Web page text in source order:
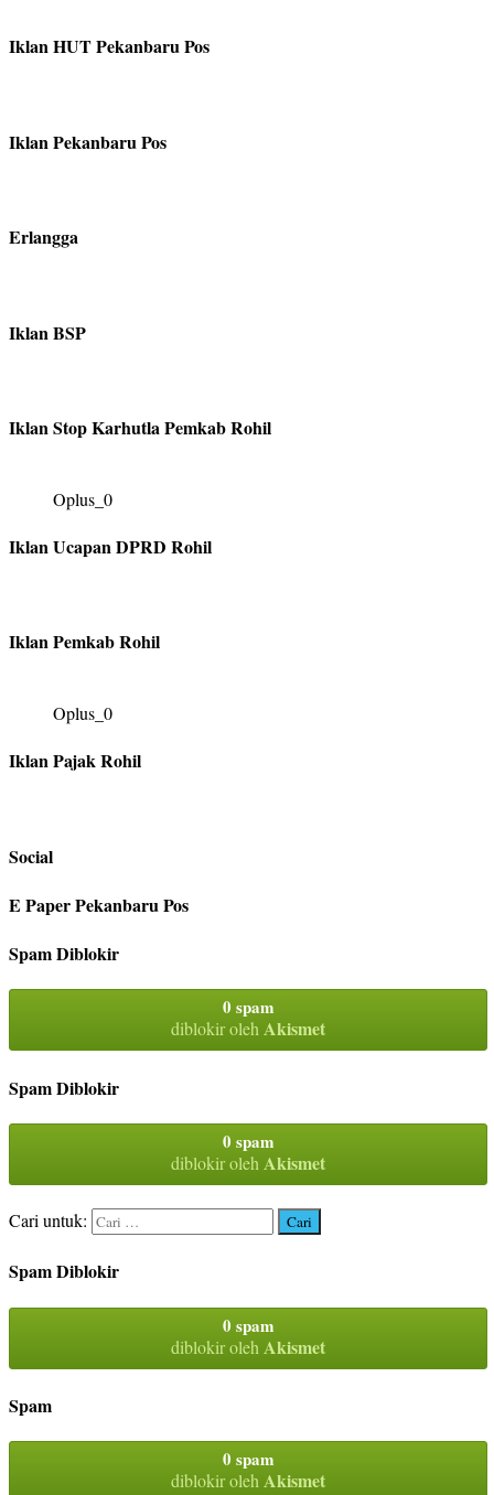
Iklan HUT Pekanbaru Pos
Iklan Pekanbaru Pos
Erlangga
Iklan BSP
Iklan Stop Karhutla Pemkab Rohil
Oplus_0
Iklan Ucapan DPRD Rohil
Iklan Pemkab Rohil
Oplus_0
Iklan Pajak Rohil
Social
E Paper Pekanbaru Pos
Spam Diblokir
0 spam
diblokir olehAkismet
Spam Diblokir
0 spam
diblokir oleh Akismet
Cari untuk:
Spam Diblokir
0 spam
diblokir oleh Akismet
Spam
0 spam
diblokir olehAkismet